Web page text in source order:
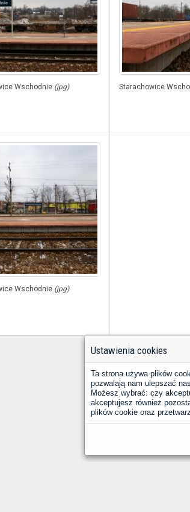
Wschodnie (jpg) Starachowice
Wschodnie (jpg)
Ustawienia cookies
Ta strona używa plików
pozwalają nam ulepszać
Możesz wybrać: czy
akceptujesz również
plików cookie oraz